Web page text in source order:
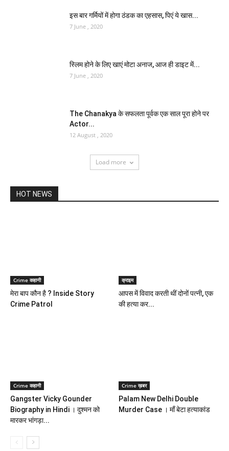
इस बार गर्मियों में होगा ठंडक का एहसास, पिएं ये खास...
7 June , 2020
स्लिम होने के लिए खाएं मोटा अनाज, आज ही डाइट में...
7 June , 2020
The Chanakya के सफलता पूर्वक एक साल पूरा होने पर
Actor...
12 August , 2020
Load more
HOT NEWS
Crime कहानी
मेरा बाप कौन है ? Inside Story
Crime Patrol
क्राइम
आपस में विवाद करती थीं दोनों पत्नी, एक
की हत्या कर...
Crime कहानी
Gangster Vicky Gounder
Biography in Hindi । दुश्मन को
मारकर भांगड़ा...
Crime ख़बर
Palam New Delhi Double
Murder Case । माँ बेटा हत्याकांड